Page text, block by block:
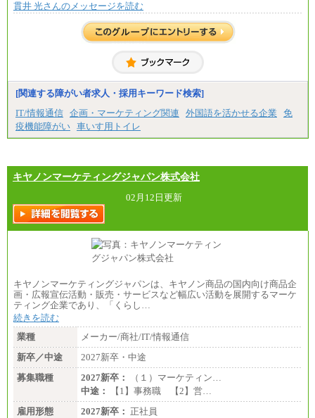
総合職 月給220,000～230,000円＋地域間調整給
整給
※詳細はJTBキャリアサイトよりご確認ください。
■(株)JTBコミュニケーションデザイン
総合職 月給230,000円
みなし残業手当：20,000円（一律支給）※みなし
残業手当の残業時間は10.43時間。
間に応じて、時間外手当等を支給。
エリアサポート職 月給188,000円
■（株）JTBグローバルマーケティング＆トラベル
訪日事業職 月給202,000～227,000円＋地域間調整
給
※詳細はJTBキャリアサイトよりご確認ください。
■(株)JTBビジネストランスフォーム
総合職 月給205,000～225,000円＋地域間調整給
エリア総合職 月給185,000円＋地域間調整給
■(株)JTBデータサービス ※2027年新卒募集終了
総合職 月給186,000～194,000円＋地域手当
※詳細はJTBキャリアサイトよりご確認ください。
■I&Jデジタルイノベーション(株)
総合職 月給224,500～242,600円＋地域手当
※詳細はJTBキャリアサイトよりご確認ください。
＜有期社員コース＞
■(株)JTBビジネストランスフォーム
有期契約職 月給185,000～195,000円
※詳細はJTBキャリアサイトよりご確認ください。
貫井 光さんのメッセージを読む
[関連する障がい者求人・採用キーワード検索]
IT/情報通信 企画・マーケティング関連 外国語を活かせる企業
免
疫機能障がい 車いす用トイレ
キヤノンマーケティングジャパン株式会社
02月12日更新
キヤノンマーケティングジャパンは、キヤノン商品の国内向け商品企
画・広報宣伝活動・販売・サービスなど幅広い活動を展開するマーケ
ティング企業であり、「くらし…
続きを読む
業種
メーカー/商社/IT/情報通信
新卒／中途
2027新卒・中途
募集職種
2027新卒：
（１）マーケティン…
中途：
【1】事務職 【2】営…
雇用形態
2027新卒： 正社員